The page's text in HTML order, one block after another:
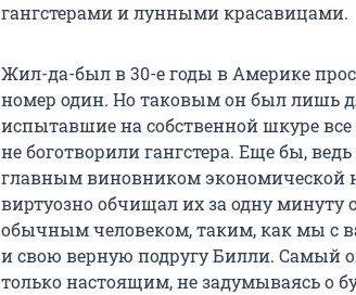
гангстерами и лунными красавицами.
Жил-да-был в 30-е годы в Америке
номер один. Но таковым он был лишь
испытавшие на собственной шкуре все
не боготворили гангстера. Еще бы,
главным виновником экономической
виртуозно обчищал их за одну минуту
обычным человеком, таким, как мы с
и свою верную подругу Билли. Самый
только настоящим, не задумываясь о